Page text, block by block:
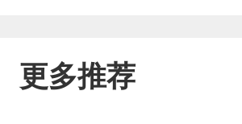
更多推荐